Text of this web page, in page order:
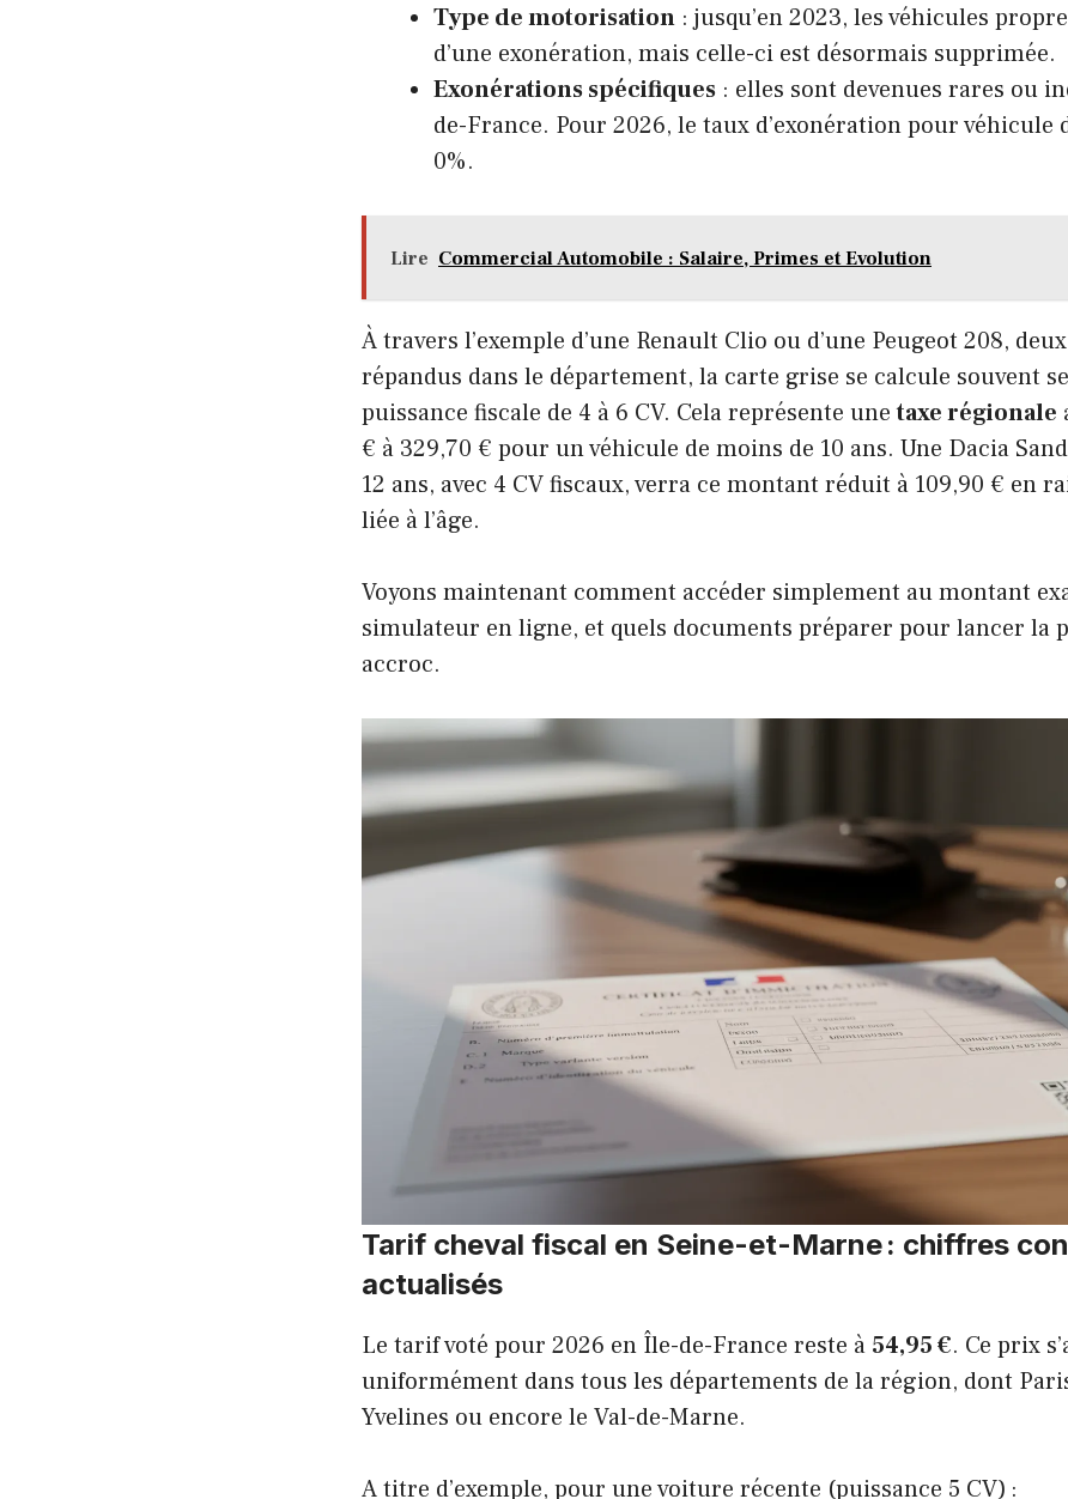
Type de motorisation : jusqu’en 2023, les véhicules
d’une exonération, mais celle-ci est désormais supprimée.
Exonérations spécifiques : elles sont devenues rares ou
de-France. Pour 2026, le taux d’exonération pour
0%.
Lire Commercial Automobile : Salaire, Primes et Evolution
À travers l’exemple d’une Renault Clio ou d’une Peugeot 208,
répandus dans le département, la carte grise se calcule souvent
puissance fiscale de 4 à 6 CV. Cela représente unetaxe régionale
€ à 329,70 € pour un véhicule de moins de 10 ans. Une Dacia
12 ans, avec 4 CV fiscaux, verra ce montant réduit à 109,90 € en
liée à l’âge.
Voyons maintenant comment accéder simplement au montant
simulateur en ligne, et quels documents préparer pour lancer la
accroc.
Tarif cheval fiscal en Seine-et-Marne : chiffres
actualisés
Le tarif voté pour 2026 en Île-de-France reste à 54,95 €. Ce prix
uniformément dans tous les départements de la région, dont
Yvelines ou encore le Val-de-Marne.
A titre d’exemple, pour une voiture récente (puissance 5 CV) :